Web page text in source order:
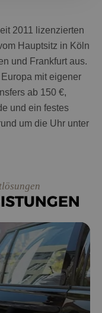
2011 lizenzierten
Hauptsitz in Köln
und Frankfurt aus.
mit eigener
ab 150 €,
und ein festes
um die Uhr unter